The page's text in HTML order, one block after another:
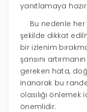
yanıtlamaya
Bu nedenle
şekilde dikkat
bir izlenim
şansını
gereken hata,
inanarak bu
olasılığı
önemlidir.